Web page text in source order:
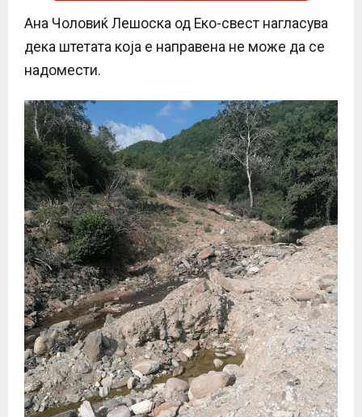
Ана Чоловиќ Лешоска од Еко-свест нагласува
дека штетата која е направена не може да се
надомести.